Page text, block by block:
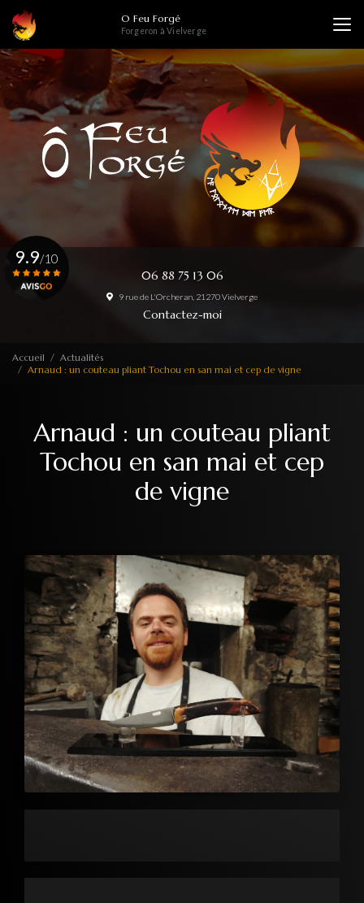
contenu
principal
O Feu Forgé
Forgeron à Vielverge
06 88 75 13 06
9 rue de L'Orcheran, 21270 Vielverge
Contactez-moi
9.9/10
Accueil
Actualités
Arnaud : un couteau pliant Tochou en san mai et cep de vigne
Arnaud : un couteau pliant
Tochou en san mai et cep
de vigne